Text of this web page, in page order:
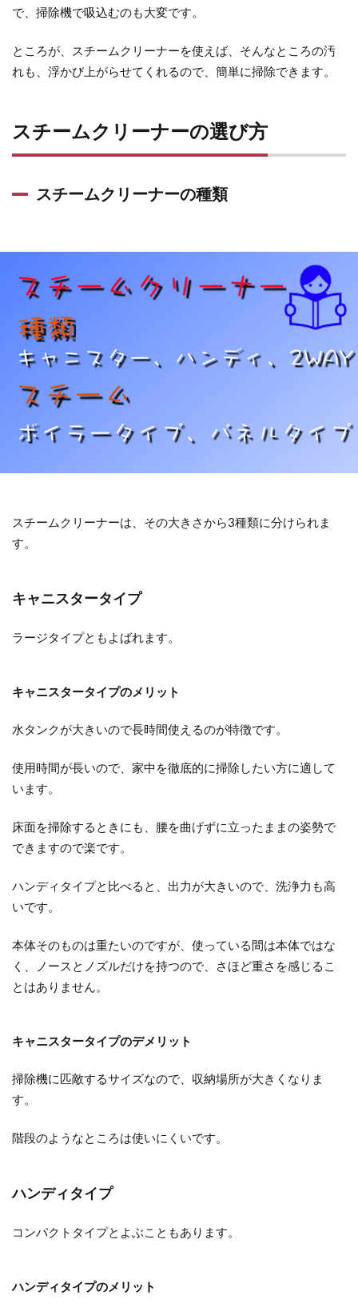
で、掃除機で吸込むのも大変です。
ところが、スチームクリーナーを使えば、そんなところの汚
れも、浮かび上がらせてくれるので、簡単に掃除できます。
スチームクリーナーの選び方
スチームクリーナーの種類
スチームクリーナーは、その大きさから3種類に分けられま
す。
キャニスタータイプ
ラージタイプともよばれます。
キャニスタータイプのメリット
水タンクが大きいので長時間使えるのが特徴です。
使用時間が長いので、家中を徹底的に掃除したい方に適して
います。
床面を掃除するときにも、腰を曲げずに立ったままの姿勢で
できますので楽です。
ハンディタイプと比べると、出力が大きいので、洗浄力も高
いです。
本体そのものは重たいのですが、使っている間は本体ではな
く、ノースとノズルだけを持つので、さほど重さを感じるこ
とはありません。
キャニスタータイプのデメリット
掃除機に匹敵するサイズなので、収納場所が大きくなりま
す。
階段のようなところは使いにくいです。
ハンディタイプ
コンパクトタイプとよぶこともあります。
ハンディタイプのメリット